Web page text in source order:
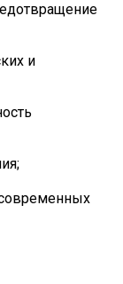
и